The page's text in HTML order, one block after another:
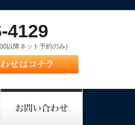
4129
以降ネット予約のみ)